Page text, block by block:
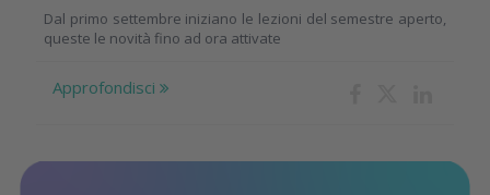
Dal primo settembre iniziano le lezioni del semestre aperto,
queste le novità fino ad ora attivate
Approfondisci